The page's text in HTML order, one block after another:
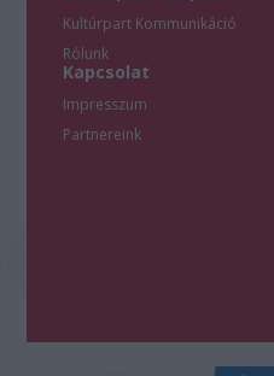
Kultúrpart Kommunikáció
Rólunk
Kapcsolat
Impresszum
Partnereink